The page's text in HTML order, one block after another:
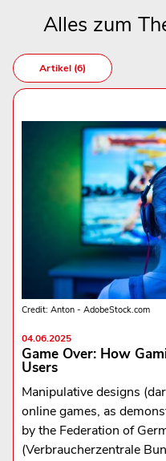
Alles zum
Artikel (6)
Credit: Anton - AdobeStock.com
04.06.2025
Game Over: How
Users
Manipulative designs
online games, as
by the Federation of
(Verbraucherzentrale